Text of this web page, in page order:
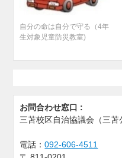
自分の命は自分で守る（4年
生対象児童防災教室)
お問合わせ窓口 :
三苫校区自治協議会（三苫
電話：092-606-4511